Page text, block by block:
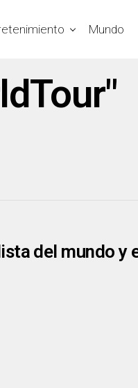
Mundo
del mundo y